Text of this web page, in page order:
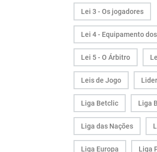
Lei 3 - Os jogadores
Lei 4 - Equipamento
Lei 5 - O Árbitro
Leis de Jogo
Liga Betclic Liga
Liga das Nações
Liga Europa Liga